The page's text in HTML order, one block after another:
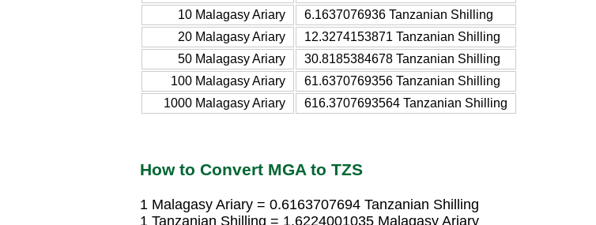
10 Malagasy Ariary
6.1637076936 Tanzanian Shilling
20 Malagasy Ariary
12.3274153871 Tanzanian Shilling
50 Malagasy Ariary
30.8185384678 Tanzanian Shilling
100 Malagasy Ariary
61.6370769356 Tanzanian Shilling
1000 Malagasy Ariary
616.3707693564 Tanzanian Shilling
How to Convert MGA to TZS
1 Malagasy Ariary = 0.6163707694 Tanzanian Shilling
1 Tanzanian Shilling = 1.6224001035 Malagasy Ariary